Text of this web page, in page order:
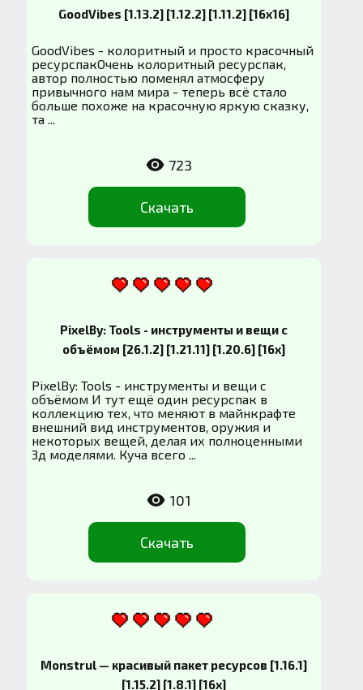
GoodVibes [1.13.2] [1.12.2] [1.11.2] [16x16]
GoodVibes - колоритный и просто красочный
ресурспакОчень колоритный ресурспак,
автор полностью поменял атмосферу
привычного нам мира - теперь всё стало
больше похоже на красочную яркую сказку,
та ...
Скачать
723
PixelBy: Tools - инструменты и вещи с
объёмом [26.1.2] [1.21.11] [1.20.6] [16x]
PixelBy: Tools - инструменты и вещи с
объёмом И тут ещё один ресурспак в
коллекцию тех, что меняют в майнкрафте
внешний вид инструментов, оружия и
некоторых вещей, делая их полноценными
3д моделями. Куча всего ...
Скачать
101
Monstrul — красивый пакет ресурсов [1.16.1]
[1.15.2] [1.8.1] [16x]